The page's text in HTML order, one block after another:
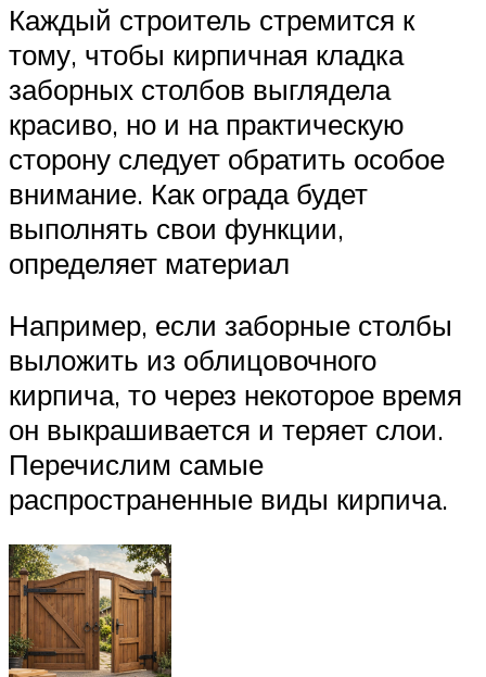
Каждый строитель стремится к
тому, чтобы кирпичная кладка
заборных столбов выглядела
красиво, но и на практическую
сторону следует обратить особое
внимание. Как ограда будет
выполнять свои функции,
определяет материал
Например, если заборные столбы
выложить из облицовочного
кирпича, то через некоторое время
он выкрашивается и теряет слои.
Перечислим самые
распространенные виды кирпича.